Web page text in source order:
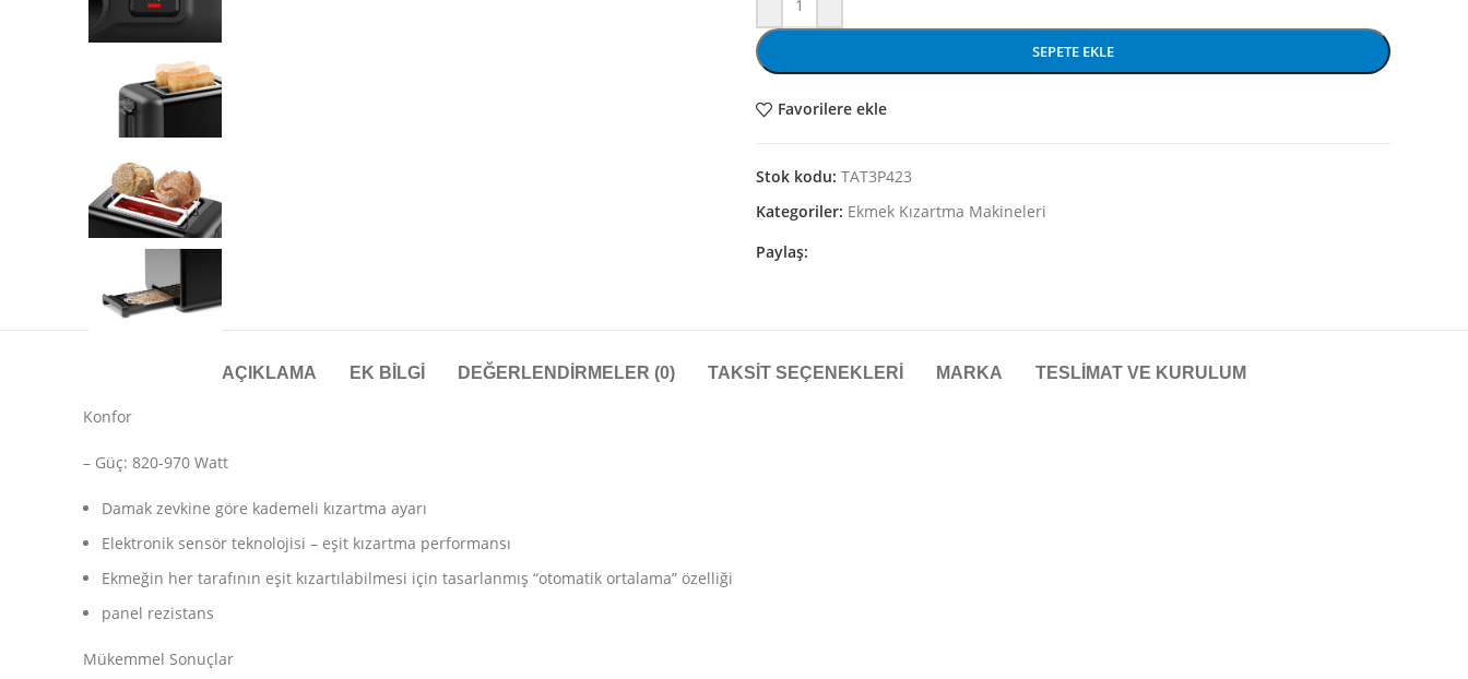
SEPETE EKLE
Favorilere ekle
Stok kodu: TAT3P423
Kategoriler: Ekmek Kızartma Makineleri
Paylaş:
AÇIKLAMA EK BILGI DEĞERLENDIRMELER (0) TAKSIT SEÇENEKLERI MARKA TESLIMAT VE KURULUM
Konfor
– Güç: 820-970 Watt
Damak zevkine göre kademeli kızartma ayarı
Elektronik sensör teknolojisi – eşit kızartma performansı
Ekmeğin her tarafının eşit kızartılabilmesi için tasarlanmış “otomatik ortalama” özelliği
panel rezistans
Mükemmel Sonuçlar